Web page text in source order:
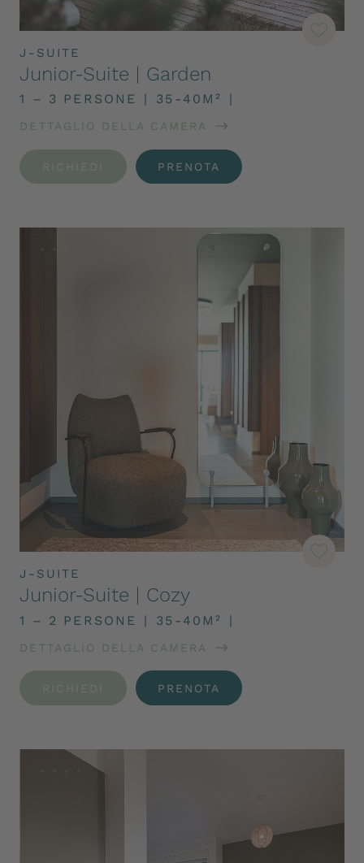
J-SUITE
Junior-Suite | Garden
1 – 3 PERSONE | 35-40M² |
DETTAGLIO DELLA CAMERA
RICHIEDI PRENOTA
J-SUITE
Junior-Suite | Cozy
1 – 2 PERSONE | 35-40M² |
DETTAGLIO DELLA CAMERA
RICHIEDI PRENOTA